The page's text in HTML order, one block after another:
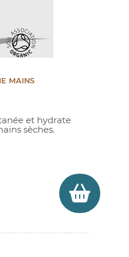
MAINS
et hydrate
sèches.